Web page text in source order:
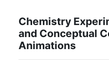
Chemistry
and Conceptual
Animations